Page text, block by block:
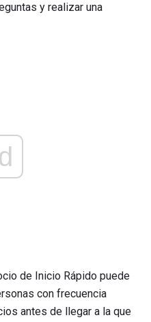
y realizar una
de Inicio Rápido puede
con frecuencia
antes de llegar a la que